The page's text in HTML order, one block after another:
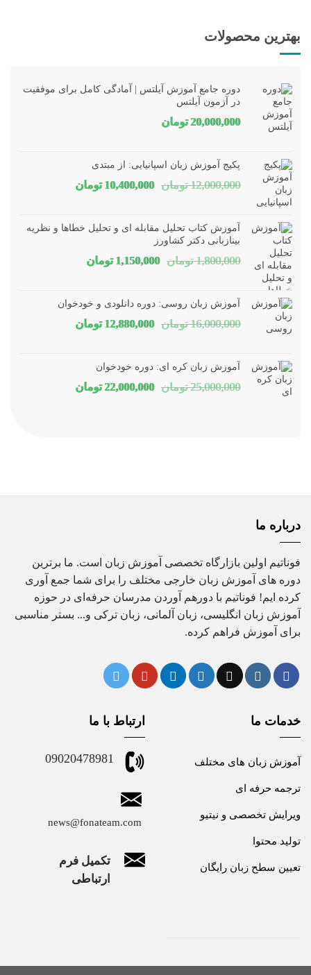
بهترین محصولات
دوره جامع آموزش آیلتس | آمادگی کامل برای موفقیت
در آزمون آیلتس
20,000,000 تومان
پکیج آموزش زبان اسپانیایی: از مبتدی
12,000,000 تومان قیمت
بود.
10,400,000 تومانقیمت
است.
آموزش کتاب تحلیل مقابله ای و تحلیل خطاها و نظریه
بینازبانی دکتر کشاورز
1,800,000 تومان قیمت
بود.
1,150,000 تومانقیمت
است.
آموزش زبان روسی: دوره دانلودی و خودخوان
16,000,000 تومان قیمت
بود.
12,880,000 تومانقیمت
آموزش زبان کره ای: دوره خودخوان
25,000,000 تومان قیمت
22,000,000 تومانقیمت
درباره ما
فوناتیم اولین بازارگاه تخصصی آموزش زبان است. ما برترین
دوره های آموزش زبان خارجی مختلف را برای شما جمع آوری
کرده ایم! فوناتیم با دورهم آوردن مدرسان حرفه‌ای در حوزه
آموزش زبان انگلیسی، زبان آلمانی، زبان ترکی و... بستر مناسبی
برای آموزش فراهم کرده.
خدمات ما
آموزش زبان های مختلف
ترجمه حرفه ای
ویرایش تخصصی و نیتیو
تولید محتوا
تعیین سطح زبان رایگان
ارتباط با ما
09020478981
news@fonateam.com
تکمیل فرم
ارتباطی